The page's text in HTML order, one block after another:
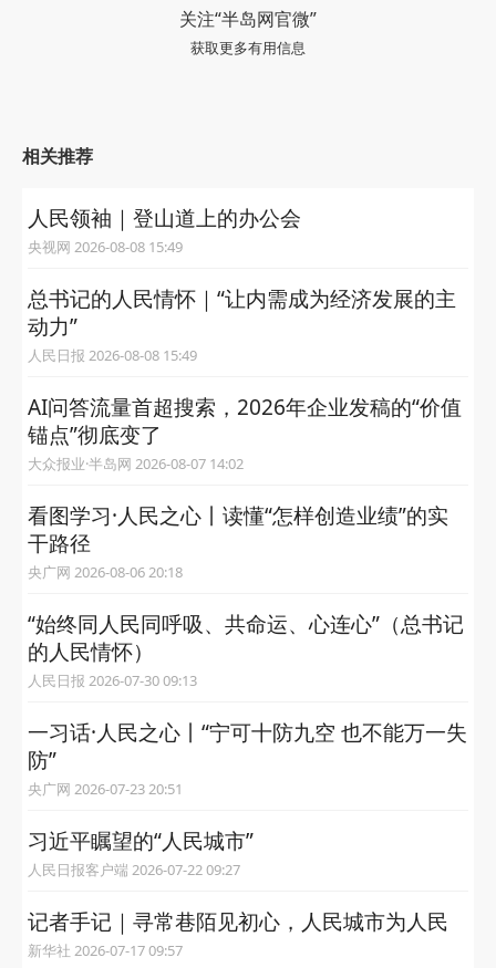
关注“半岛网官微”
获取更多有用信息
相关推荐
人民领袖｜登山道上的办公会
央视网 2026-08-08 15:49
总书记的人民情怀｜“让内需成为经济发展的主
动力”
人民日报 2026-08-08 15:49
AI问答流量首超搜索，2026年企业发稿的“价值
锚点”彻底变了
大众报业·半岛网 2026-08-07 14:02
看图学习·人民之心丨读懂“怎样创造业绩”的实
干路径
央广网 2026-08-06 20:18
“始终同人民同呼吸、共命运、心连心”（总书记
的人民情怀）
人民日报 2026-07-30 09:13
一习话·人民之心丨“宁可十防九空 也不能万一失
防”
央广网 2026-07-23 20:51
习近平瞩望的“人民城市”
人民日报客户端 2026-07-22 09:27
记者手记｜寻常巷陌见初心，人民城市为人民
新华社 2026-07-17 09:57